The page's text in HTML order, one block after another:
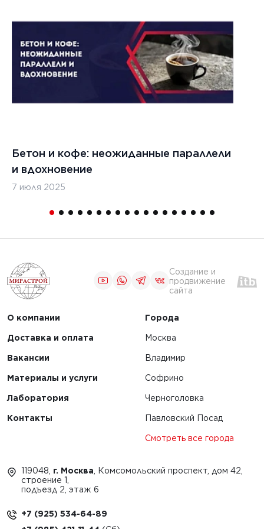
г.
Бетон и кофе: неожиданные параллели
и вдохновение
7 июля 2025
Создание и
продвижение
сайта
О компании
Доставка и оплата
Вакансии
Материалы и услуги
Лаборатория
Контакты
Города
Москва
Владимир
Софрино
Черноголовка
Павловский Посад
Смотреть все города
119048, г. Москва , Комсомольский проспект, дом 42,
строение 1,
подъезд 2, этаж 6
+7 (925) 534-64-89